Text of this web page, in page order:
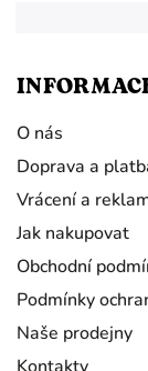
O nás
Doprava a
Vrácení a
Jak nakupovat
Obchodní
Podmínky
Naše prodejny